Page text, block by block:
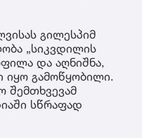
გილესპიმ
„სიკვდილის
და აღნიშნა,
გამოწყობილი.
შემთხვევამ
სწრაფად